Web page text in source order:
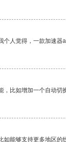
人觉得，一款加速器
比如增加一个自动切
能够支持更多地区的